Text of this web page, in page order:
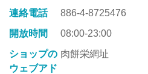
連絡電話
886-4-8725476
開放時間
08:00-23:00
ショップの
ウェブアド
肉餅栄網址